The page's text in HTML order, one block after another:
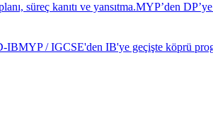
süreç kanıtı ve yansıtma.MYP’den
IBMYP / IGCSE'den IB'ye geçişte köprü